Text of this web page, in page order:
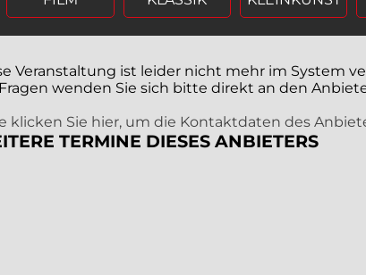
Jahr (4 stellig),
Form Tag, Monat, Jahr (4 stellig),
Veranstaltung ist leider nicht mehr im System
wenden Sie sich bitte direkt an den
klicken Sie hier, um die Kontaktdaten des
TERMINE DIESES ANBIETERS